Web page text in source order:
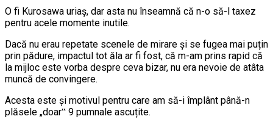
O fi Kurosawa uriaș, dar asta nu înseamnă că n-o să-l taxez
pentru acele momente inutile.
Dacă nu erau repetate scenele de mirare și se fugea mai puțin
prin pădure, impactul tot ăla ar fi fost, că m-am prins rapid că
la mijloc este vorba despre ceva bizar, nu era nevoie de atâta
muncă de convingere.
Acesta este și motivul pentru care am să-i împlânt până-n
plăsele „doar‟ 9 pumnale ascuțite.